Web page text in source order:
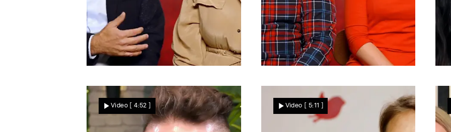
Sagen Dusan und Heike
„Ja“ zum zweiten Date?
Soldat Steven macht
kurzen Prozess
Video [ 4:52 ] Video [ 5:11 ]